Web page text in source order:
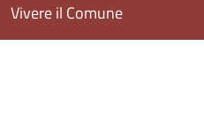
Vivere il Comune